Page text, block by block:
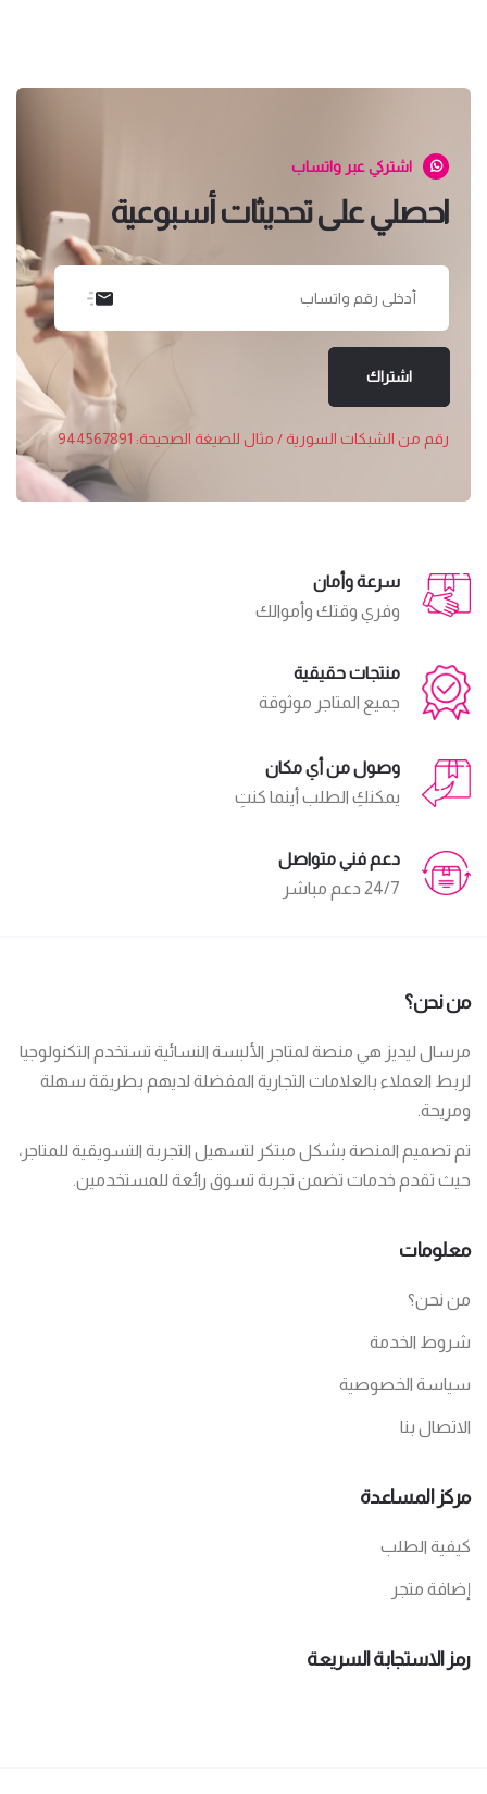
اشتركي عبر واتساب
احصلي على تحديثات أسبوعية
اشتراك
رقم من الشبكات السورية / مثال للصيغة الصحيحة: 944567891
سرعة وأمان
وفري وقتك وأموالك
منتجات حقيقية
جميع المتاجر موثوقة
وصول من أي مكان
يمكنكِ الطلب أينما كنتِ
دعم فني متواصل
24/7 دعم مباشر
من نحن؟
مرسال ليديز هي منصة لمتاجر الألبسة النسائية تستخدم التكنولوجيا
لربط العملاء بالعلامات التجارية المفضلة لديهم بطريقة سهلة
ومريحة.
تم تصميم المنصة بشكل مبتكر لتسهيل التجربة التسويقية للمتاجر،
حيث تقدم خدمات تضمن تجربة تسوق رائعة للمستخدمين.
معلومات
من نحن؟
شروط الخدمة
سياسة الخصوصية
الاتصال بنا
مركز المساعدة
كيفية الطلب
إضافة متجر
رمز الاستجابة السريعة